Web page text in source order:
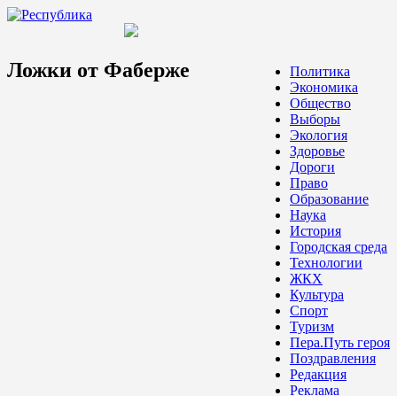
Политика
Экономика
Общество
Выборы
Экология
Здоровье
Дороги
Право
Образование
Наука
История
Городская среда
Технологии
ЖКХ
Культура
Спорт
Туризм
Пера.Путь героя
Поздравления
Редакция
Реклама
Ложки от Фаберже